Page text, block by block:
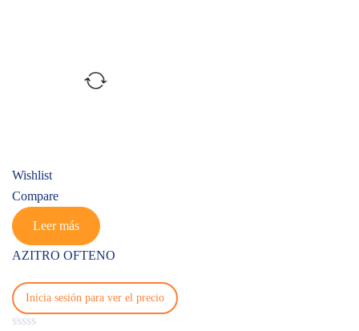
Wishlist
Compare
Leer más
AZITRO OFTENO
Inicia sesión para ver el precio